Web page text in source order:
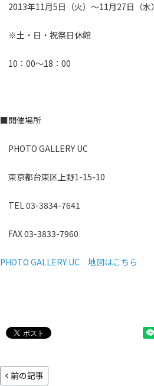
2013年11月5日（火）～11月27日（水）
※土・日・祝祭日休館
10：00～18：00
■開催場所
PHOTO GALLERY UC
東京都台東区上野1-15-10
TEL 03-3834-7641
FAX 03-3833-7960
PHOTO GALLERY UC 地図はこちら
前の記事